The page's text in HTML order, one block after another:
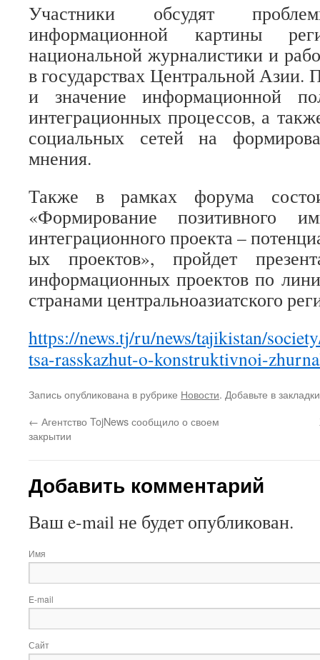
Участники обсудят
информационной картины
национальной журналистики и
в государствах Центральной Азии.
и значение информационной
интеграционных процессов, а
социальных сетей на
мнения.
Также в рамках форума
«Формирование позитивного
интеграционного проекта –
ых проектов», пройдет
информационных проектов по
странами центральноазиатского
https://news.tj/ru/news/tajikistan/
tsa-rasskazhut-o-konstruktivnoi-
Запись опубликована в рубрике Новости. Добавьте в
← Агентство TojNews сообщило о своем
закрытии
Добавить комментарий
Ваш e-mail не будет опубликован.
Имя
E-mail
Сайт